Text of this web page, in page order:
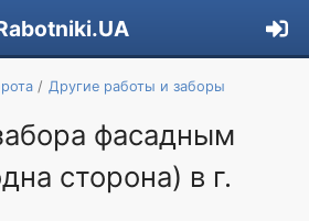
Другие работы и заборы
фасадным
сторона) в г.